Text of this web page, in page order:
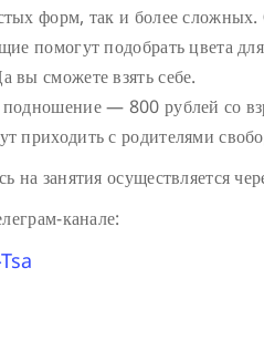
форм, так и более
помогут подобрать цвета
сможете взять себе.
подношение — 800 рублей со
приходить с родителями
на занятия осуществляется
канале: